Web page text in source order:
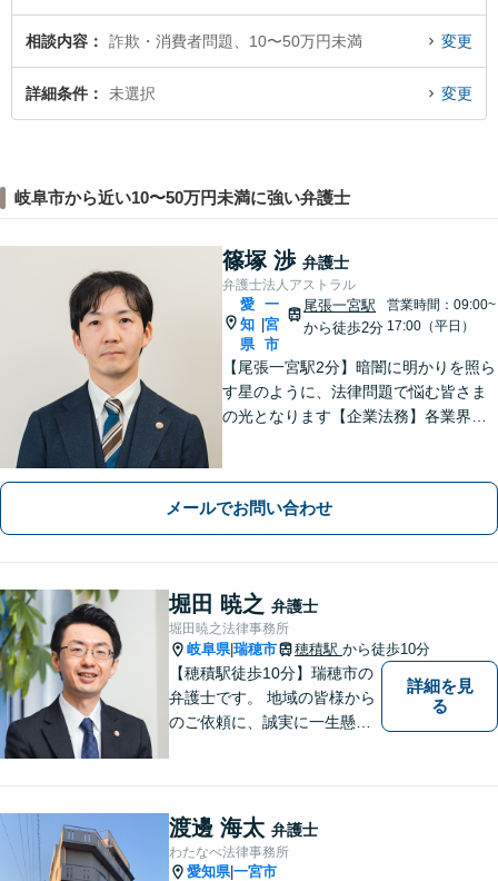
相談内容 詐欺・消費者問題、10〜50万円未満 変更
詳細条件 未選択 変更
岐阜市から近い10〜50万円未満に強い弁護士
篠塚 渉 弁護士
弁護士法人アストラル
愛
知
県
|
一
宮
市
尾張一宮駅
から徒歩2分
営業時間：09:00~
17:00（平日）
【尾張一宮駅2分】暗闇に明かりを照ら
す星のように、法律問題で悩む皆さま
の光となります【企業法務】各業界特
拠収集・協議前〜紛争段階、どのフェ
ーズにも対応【完全個室】
メールでお問い合わせ
堀田 暁之 弁護士
堀田暁之法律事務所
岐阜県|瑞穂市 穂積駅 から徒歩10分
【穂積駅徒歩10分】瑞穂市の
弁護士です。 地域の皆様から
のご依頼に、誠実に一生懸命
はじめとする民事事件に対応
してきました。お気軽にお電
話ください【駐車場完備】
詳細を見
る
渡邊 海太 弁護士
わたなべ法律事務所
愛知県|一宮市